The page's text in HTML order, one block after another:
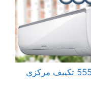
فني تكييف وتبريد الرميثية 55560390 تكييف مركزي